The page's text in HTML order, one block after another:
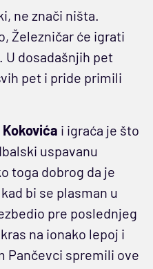
ne znači ništa.
Železničar će igrati
U dosadašnjih pet
pet i pride primili
Kokovića i igraća je što
uspavanu
toga dobrog da je
bi se plasman u
pre poslednjeg
na ionako lepoj i
Pančevci spremili ove